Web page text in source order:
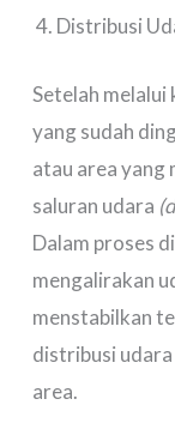
Distribusi
Setelah melalui
yang sudah
atau area yang
saluran udara
Dalam proses
mengalirakan
menstabilkan
distribusi
area.